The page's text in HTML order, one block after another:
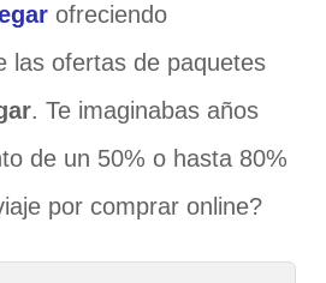
ofreciendo
las ofertas de paquetes
. Te imaginabas años
de un 50% o hasta 80%
por comprar online?